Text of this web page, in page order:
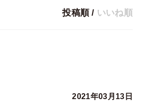
投稿順 / いいね順
2021年03月13日